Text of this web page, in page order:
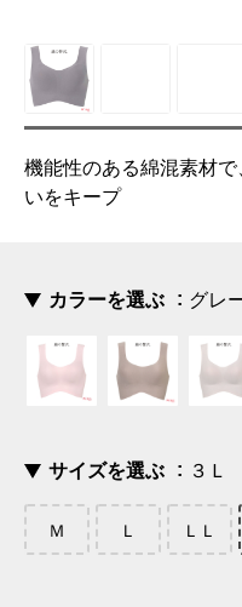
機能性のある綿混素材
いをキープ
カラーを選ぶ グレ
サイズを選ぶ ３Ｌ
Ｍ Ｌ ＬＬ